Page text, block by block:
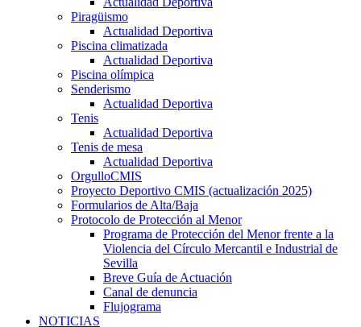
Piragüismo
Actualidad Deportiva
Piscina climatizada
Actualidad Deportiva
Piscina olímpica
Senderismo
Actualidad Deportiva
Tenis
Actualidad Deportiva
Tenis de mesa
Actualidad Deportiva
OrgulloCMIS
Proyecto Deportivo CMIS (actualización 2025)
Formularios de Alta/Baja
Protocolo de Protección al Menor
Programa de Protección del Menor frente a la
Violencia del Círculo Mercantil e Industrial de
Sevilla
Breve Guía de Actuación
Canal de denuncia
Flujograma
NOTICIAS